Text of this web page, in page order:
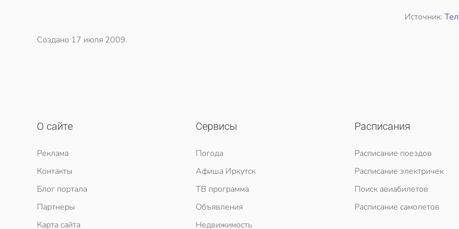
Источник:
Создано 17 июля 2009.
О сайте
Реклама
Контакты
Блог портала
Партнеры
Карта сайта
Сервисы
Погода
Афиша Иркутск
ТВ программа
Объявления
Недвижимость
Расписания
Расписание поездов
Расписание электричек
Поиск авиабилетов
Расписание самолетов